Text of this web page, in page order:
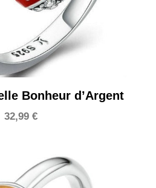
Bonheur d’Argent
32,99 €